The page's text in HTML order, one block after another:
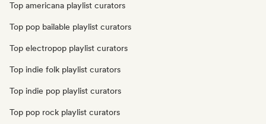
Top americana playlist curators
Top pop bailable playlist curators
Top electropop playlist curators
Top indie folk playlist curators
Top indie pop playlist curators
Top pop rock playlist curators